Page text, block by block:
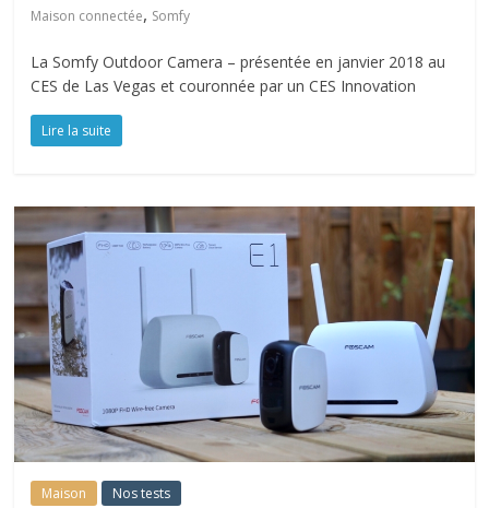
Maison connectée, Somfy
La Somfy Outdoor Camera – présentée en janvier 2018 au
CES de Las Vegas et couronnée par un CES Innovation
Lire la suite
Maison Nos tests